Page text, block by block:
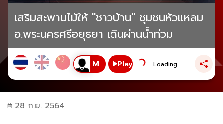
เสริมสะพานไม้ให้ "ชาวบ้าน" ชุมชนหัวแหลม
อ.พระนครศรีอยุธยา เดินผ่านน้ำท่วม
Play Loading...
28 ก.ย. 2564